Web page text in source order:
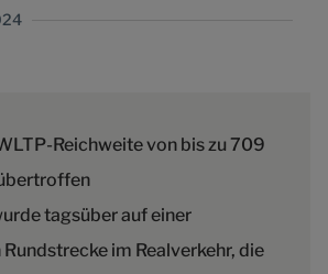
Reichweite von bis zu 709
tagsüber auf einer
im Realverkehr, die